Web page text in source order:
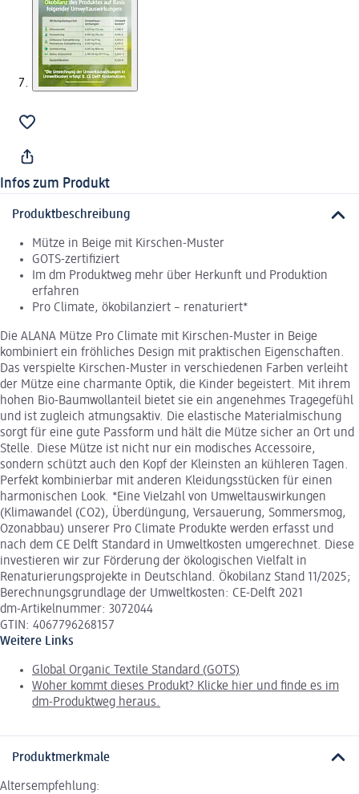
Infos zum Produkt
Produktbeschreibung
Mütze in Beige mit Kirschen-Muster
GOTS-zertifiziert
Im dm Produktweg mehr über Herkunft und Produktion
erfahren
Pro Climate, ökobilanziert – renaturiert*
Die ALANA Mütze Pro Climate mit Kirschen-Muster in Beige
kombiniert ein fröhliches Design mit praktischen Eigenschaften.
Das verspielte Kirschen-Muster in verschiedenen Farben verleiht
der Mütze eine charmante Optik, die Kinder begeistert. Mit ihrem
hohen Bio-Baumwollanteil bietet sie ein angenehmes Tragegefühl
und ist zugleich atmungsaktiv. Die elastische Materialmischung
sorgt für eine gute Passform und hält die Mütze sicher an Ort und
Stelle. Diese Mütze ist nicht nur ein modisches Accessoire,
sondern schützt auch den Kopf der Kleinsten an kühleren Tagen.
Perfekt kombinierbar mit anderen Kleidungsstücken für einen
harmonischen Look. *Eine Vielzahl von Umweltauswirkungen
(Klimawandel (CO2), Überdüngung, Versauerung, Sommersmog,
Ozonabbau) unserer Pro Climate Produkte werden erfasst und
nach dem CE Delft Standard in Umweltkosten umgerechnet. Diese
investieren wir zur Förderung der ökologischen Vielfalt in
Renaturierungsprojekte in Deutschland. Ökobilanz Stand 11/2025;
Berechnungsgrundlage der Umweltkosten: CE-Delft 2021
dm-Artikelnummer: 3072044
GTIN: 4067796268157
Weitere Links
Global Organic Textile Standard (GOTS)
Woher kommt dieses Produkt? Klicke hier und finde es im
dm-Produktweg heraus.
Produktmerkmale
Altersempfehlung: